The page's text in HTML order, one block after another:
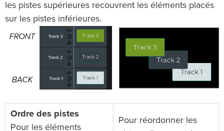
les pistes supérieures recouvrent les éléments placés
sur les pistes inférieures.
Ordre des pistes
Pour les éléments
Pour réordonner les